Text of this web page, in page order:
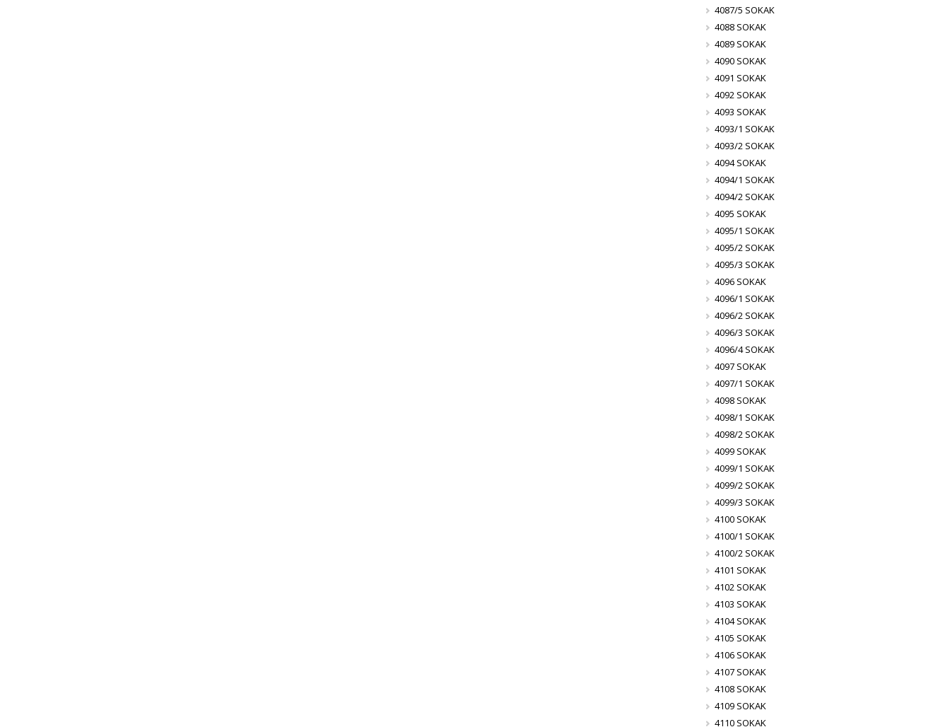
4087/5 SOKAK
4088 SOKAK
4089 SOKAK
4090 SOKAK
4091 SOKAK
4092 SOKAK
4093 SOKAK
4093/1 SOKAK
4093/2 SOKAK
4094 SOKAK
4094/1 SOKAK
4094/2 SOKAK
4095 SOKAK
4095/1 SOKAK
4095/2 SOKAK
4095/3 SOKAK
4096 SOKAK
4096/1 SOKAK
4096/2 SOKAK
4096/3 SOKAK
4096/4 SOKAK
4097 SOKAK
4097/1 SOKAK
4098 SOKAK
4098/1 SOKAK
4098/2 SOKAK
4099 SOKAK
4099/1 SOKAK
4099/2 SOKAK
4099/3 SOKAK
4100 SOKAK
4100/1 SOKAK
4100/2 SOKAK
4101 SOKAK
4102 SOKAK
4103 SOKAK
4104 SOKAK
4105 SOKAK
4106 SOKAK
4107 SOKAK
4108 SOKAK
4109 SOKAK
4110 SOKAK